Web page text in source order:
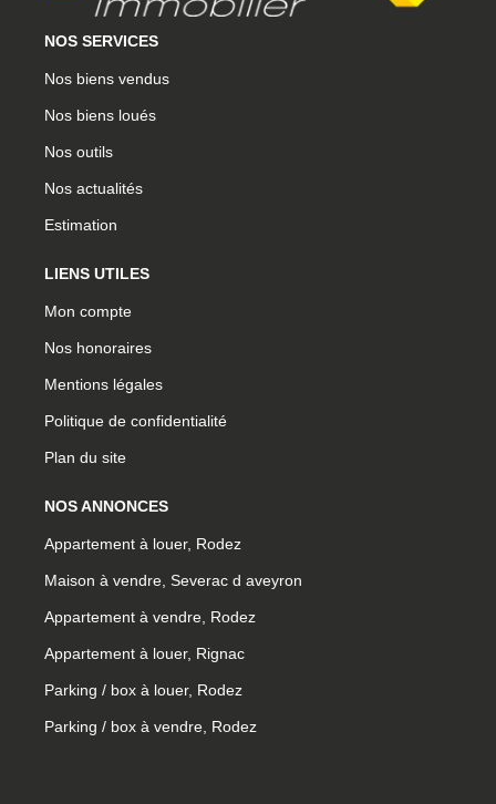
NOS SERVICES
Nos biens vendus
Nos biens loués
Nos outils
Nos actualités
Estimation
LIENS UTILES
Mon compte
Nos honoraires
Mentions légales
Politique de confidentialité
Plan du site
NOS ANNONCES
Appartement à louer, Rodez
Maison à vendre, Severac d aveyron
Appartement à vendre, Rodez
Appartement à louer, Rignac
Parking / box à louer, Rodez
Parking / box à vendre, Rodez